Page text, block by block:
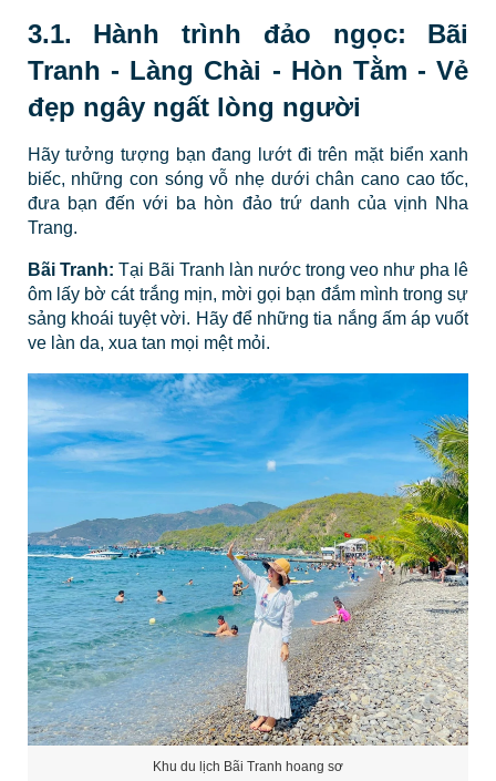
3.1. Hành trình đảo ngọc: Bãi
Tranh - Làng Chài - Hòn Tằm - Vẻ
đẹp ngây ngất lòng người
Hãy tưởng tượng bạn đang lướt đi trên mặt biển xanh
biếc, những con sóng vỗ nhẹ dưới chân cano cao tốc,
đưa bạn đến với ba hòn đảo trứ danh của vịnh Nha
Trang.
Bãi Tranh: Tại Bãi Tranh làn nước trong veo như pha lê
ôm lấy bờ cát trắng mịn, mời gọi bạn đắm mình trong sự
sảng khoái tuyệt vời. Hãy để những tia nắng ấm áp vuốt
ve làn da, xua tan mọi mệt mỏi.
Khu du lịch Bãi Tranh hoang sơ